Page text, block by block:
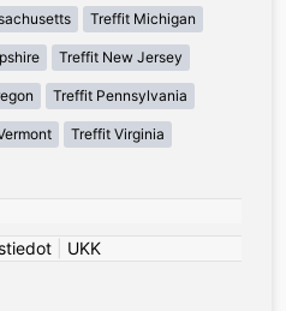
Treffit Michigan
Treffit New Jersey
Treffit Pennsylvania
Treffit Virginia
| UKK